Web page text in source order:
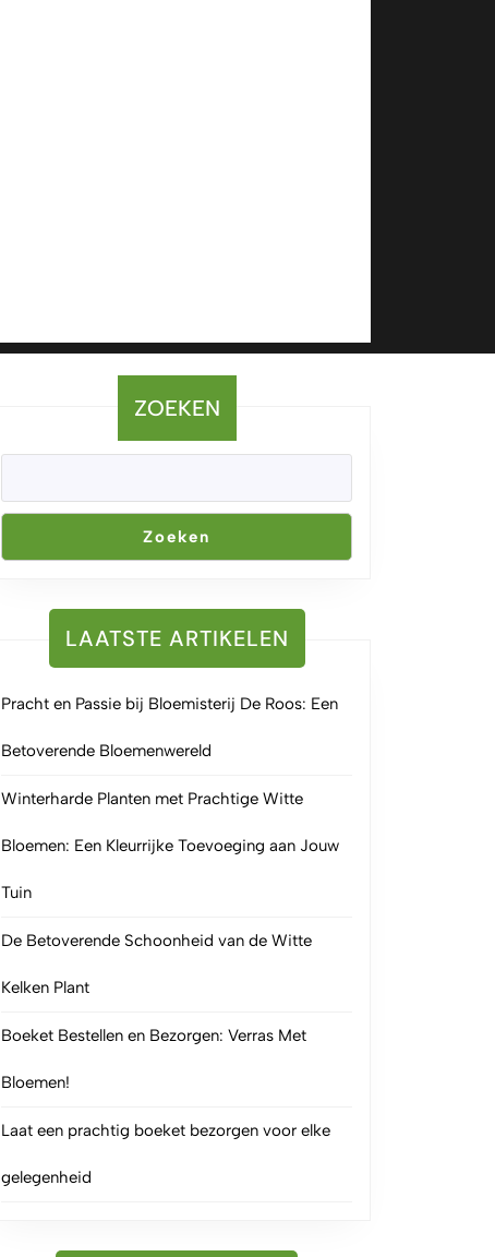
ZOEKEN
Zoeken
LAATSTE ARTIKELEN
Pracht en Passie bij Bloemisterij De Roos: Een
Betoverende Bloemenwereld
Winterharde Planten met Prachtige Witte
Bloemen: Een Kleurrijke Toevoeging aan Jouw
Tuin
De Betoverende Schoonheid van de Witte
Kelken Plant
Boeket Bestellen en Bezorgen: Verras Met
Bloemen!
Laat een prachtig boeket bezorgen voor elke
gelegenheid